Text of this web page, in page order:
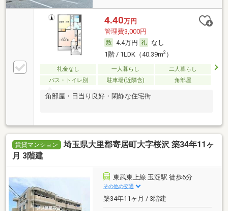
4.40万円
管理費3,000円
4.4万円
なし
1階 / 1LDK（40.39m2）
礼金なし 一人暮らし
二人暮らし
バス・トイレ別
駐車場(近隣含) 角部屋
角部屋・日当り良好・閑静な住宅街
賃貸マンション
埼玉県大里郡寄居町大字桜沢 築34年11ヶ
月 3階建
東武東上線 玉淀駅 徒歩6分
その他の交通
築34年11ヶ月 / 3階建